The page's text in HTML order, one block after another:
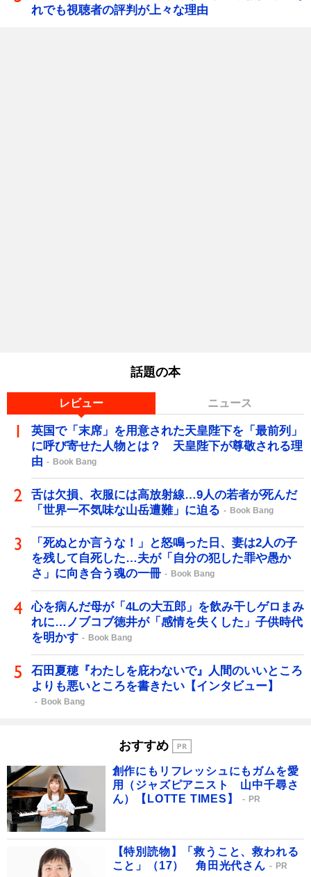
れでも視聴者の評判が上々な理由
話題の本
レビュー ニュース
英国で「末席」を用意された天皇陛下を「最前列」
に呼び寄せた人物とは？ 天皇陛下が尊敬される理
由
Book Bang
舌は欠損、衣服には高放射線…9人の若者が死んだ
「世界一不気味な山岳遭難」に迫る
Book Bang
「死ぬとか言うな！」と怒鳴った日、妻は2人の子
を残して自死した…夫が「自分の犯した罪や愚か
さ」に向き合う魂の一冊
Book Bang
心を病んだ母が「4Lの大五郎」を飲み干しゲロまみ
れに…ノブコブ徳井が「感情を失くした」子供時代
を明かす
Book Bang
石田夏穂『わたしを庇わないで』人間のいいところ
よりも悪いところを書きたい【インタビュー】
Book Bang
おすすめ
創作にもリフレッシュにもガムを愛
用（ジャズピアニスト 山中千尋さ
ん）【LOTTE TIMES】
PR
【特別読物】「救うこと、救われる
こと」（17） 角田光代さん
PR